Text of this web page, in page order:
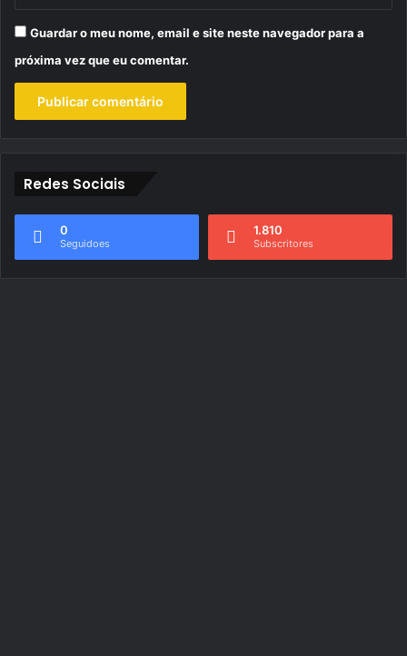
Guardar o meu nome, email e site neste navegador para a
próxima vez que eu comentar.
Redes Sociais
0
Seguidoes
1.810
Subscritores